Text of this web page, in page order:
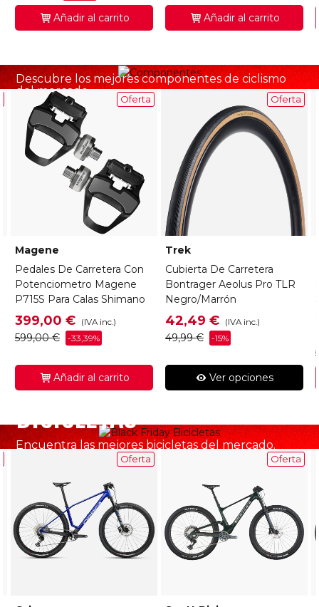
Añadir al carrito Añadir al carrito
Descubre los mejores componentes de ciclismo
del mercado.
VER MÁS COMPONENTES
Oferta
Magene
Pedales De Carretera Con
Potenciometro Magene
P715S Para Calas Shimano
399,00 € (IVA inc.)
599,00 € -33,39%
Añadir al carrito
Oferta
Trek
Cubierta De Carretera
Bontrager Aeolus Pro TLR
Negro/Marrón
42,49 € (IVA inc.)
49,99 € -15%
Ver opciones
BICICLETAS
Encuentra las mejores bicicletas del mercado.
VER MÁS BICICLETAS
Oferta Oferta